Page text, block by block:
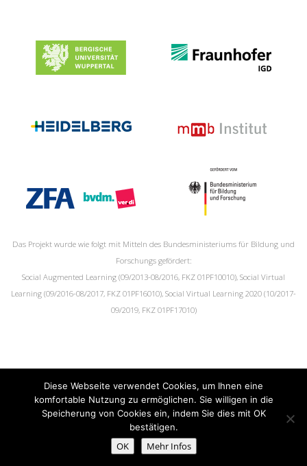
Das Projekt wurde wie folgt mit Mitteln des Bundesministeriums für Bildung und
Forschungs gefördert:
Social Augmented Learning (09/2013-08/2016, FKZ 01PF10010), Social Virtual
Learning (09/2016-08/2017, FKZ 01PF16010), Social Virtual Learning 2020 (10/2017-
09/2019, FKZ 01PF17010)
Social Augmented Learning ©2013-2017,Impressum
Datenschutzerklärung
Diese Webseite verwendet Cookies, um Ihnen eine
komfortable Nutzung zu ermöglichen. Sie willigen in die
Speicherung von Cookies ein, indem Sie dies mit OK
bestätigen.
OK Mehr Infos